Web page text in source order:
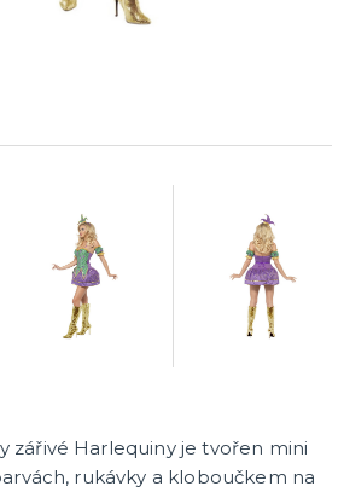
zářivé Harlequiny je tvořen mini
rukávky a kloboučkem na